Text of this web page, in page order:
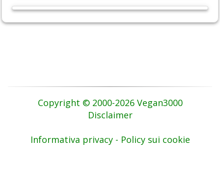
Copyright © 2000-2026 Vegan3000
Disclaimer
Informativa privacy - Policy sui cookie